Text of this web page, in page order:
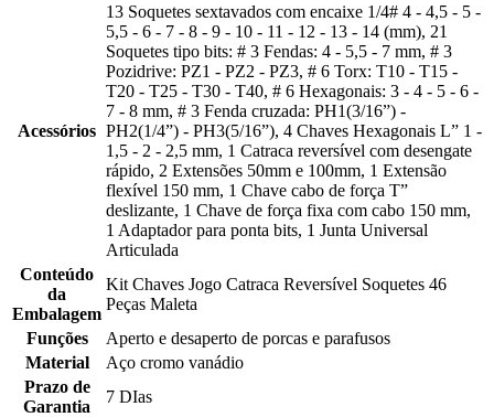
Acessórios
13 Soquetes sextavados com encaixe 1/4# 4 - 4,5 - 5 -
5,5 - 6 - 7 - 8 - 9 - 10 - 11 - 12 - 13 - 14 (mm), 21
Soquetes tipo bits: # 3 Fendas: 4 - 5,5 - 7 mm, # 3
Pozidrive: PZ1 - PZ2 - PZ3, # 6 Torx: T10 - T15 -
T20 - T25 - T30 - T40, # 6 Hexagonais: 3 - 4 - 5 - 6 -
7 - 8 mm, # 3 Fenda cruzada: PH1(3/16”) -
PH2(1/4”) - PH3(5/16”), 4 Chaves Hexagonais L” 1 -
1,5 - 2 - 2,5 mm, 1 Catraca reversível com desengate
rápido, 2 Extensões 50mm e 100mm, 1 Extensão
flexível 150 mm, 1 Chave cabo de força T”
deslizante, 1 Chave de força fixa com cabo 150 mm,
1 Adaptador para ponta bits, 1 Junta Universal
Articulada
Conteúdo
da
Embalagem
Kit Chaves Jogo Catraca Reversível Soquetes 46
Peças Maleta
Funções
Aperto e desaperto de porcas e parafusos
Material
Aço cromo vanádio
Prazo de
Garantia
7 DIas